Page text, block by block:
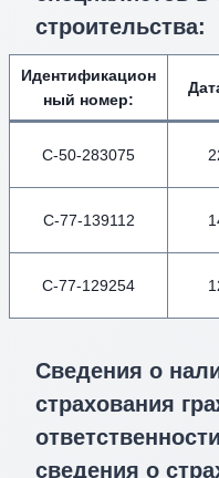
строительства:
Идентификацион
ный номер:
С-50-283075
С-77-139112
С-77-129254
Сведения о
страхования
сведения о